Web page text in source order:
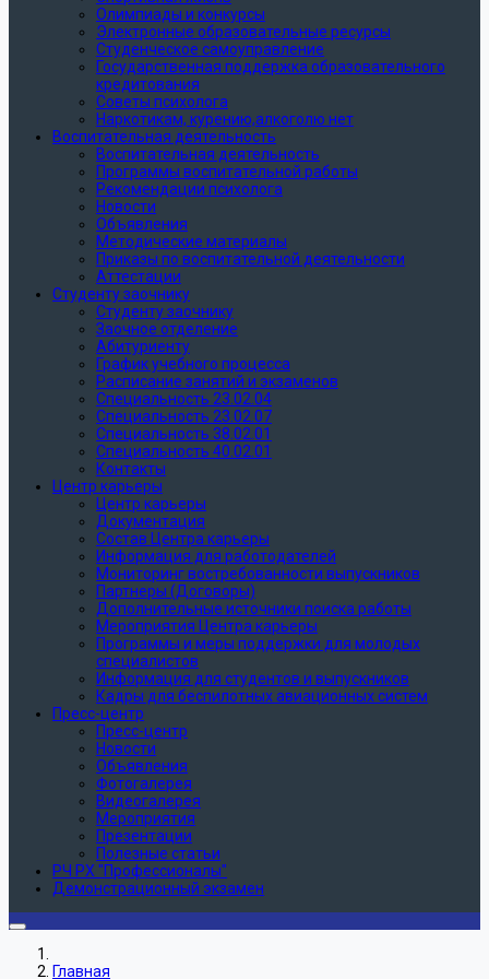
Олимпиады и конкурсы
Электронные образовательные ресурсы
Студенческое самоуправление
Государственная поддержка образовательного
кредитования
Советы психолога
Наркотикам, курению,алкоголю нет
Воспитательная деятельность
Воспитательная деятельность
Программы воспитательной работы
Рекомендации психолога
Новости
Объявления
Методические материалы
Приказы по воспитательной деятельности
Аттестации
Студенту заочнику
Студенту заочнику
Заочное отделение
Абитуриенту
График учебного процесса
Расписание занятий и экзаменов
Специальность 23.02.04
Специальность 23.02.07
Специальность 38.02.01
Специальность 40.02.01
Контакты
Центр карьеры
Центр карьеры
Документация
Состав Центра карьеры
Информация для работодателей
Мониторинг востребованности выпускников
Партнеры (Договоры)
Дополнительные источники поиска работы
Мероприятия Центра карьеры
Программы и меры поддержки для молодых
специалистов
Информация для студентов и выпускников
Кадры для беспилотных авиационных систем
Пресс-центр
Пресс-центр
Новости
Объявления
Фотогалерея
Видеогалерея
Мероприятия
Презентации
Полезные статьи
РЧ РХ "Профессионалы"
Демонстрационный экзамен
Главная